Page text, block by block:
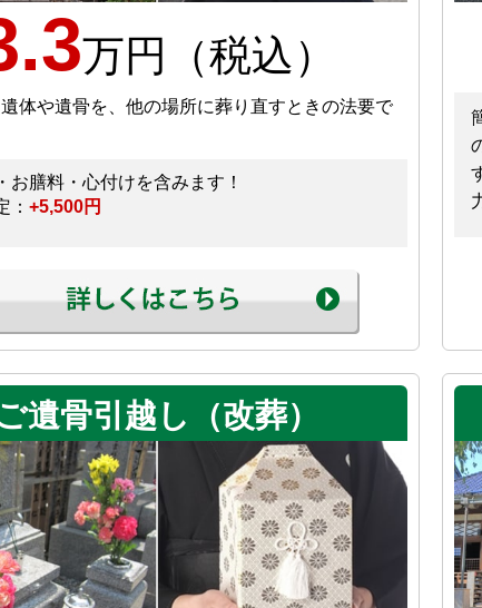
万円（税込）
体や遺骨を、他の場所に葬り直すときの法要で
お膳料・心付けを含みます！
：+5,500円
遺骨引越し（改葬）